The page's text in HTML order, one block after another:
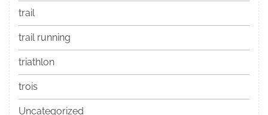
trail
trail running
triathlon
trois
Uncategorized